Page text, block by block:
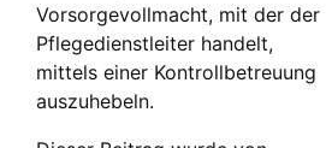
Vorsorgevollmacht, mit der der
Pflegedienstleiter handelt,
mittels einer Kontrollbetreuung
auszuhebeln.